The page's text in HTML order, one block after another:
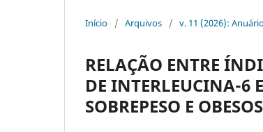
Início / Arquivos / v. 11 (2026):
RELAÇÃO ENTRE
DE INTERLEUCINA-6
SOBREPESO E OBESOS